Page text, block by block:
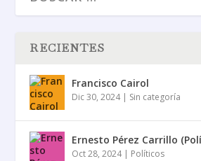
RECIENTES
Francisco Cairol
Dic 30, 2024| Sin categoría
Ernesto Pérez Carrillo
Oct 28, 2024| Políticos